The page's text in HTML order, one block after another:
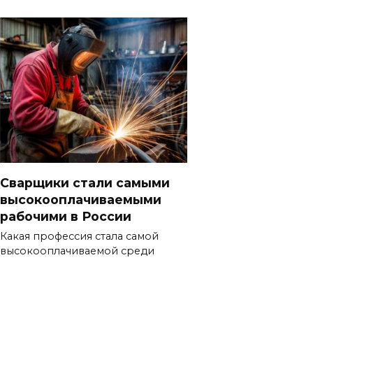
Сварщики стали самыми
высокооплачиваемыми
рабочими в России
Какая профессия стала самой
высокооплачиваемой среди